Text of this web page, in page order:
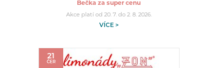
Bečka za super cenu
Akce platí od 20. 7. do 2. 8. 2026.
VÍCE >
21
ČER